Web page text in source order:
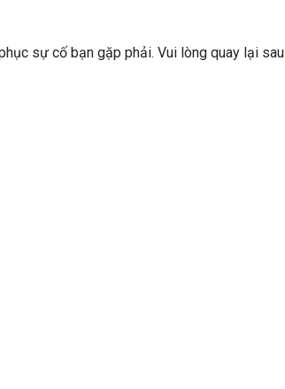
sự cố bạn gặp phải. Vui lòng quay lại sau